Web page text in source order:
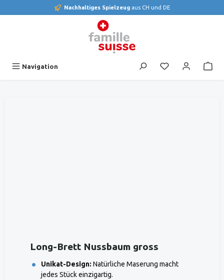
Nachhaltiges Spielzeug aus CH und DE
Navigation Du hast 0
Long-Brett Nussbaum gross
Unikat-Design: Natürliche Maserung macht
jedes Stück einzigartig.